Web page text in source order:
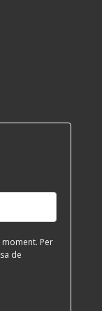
moment. Per
de